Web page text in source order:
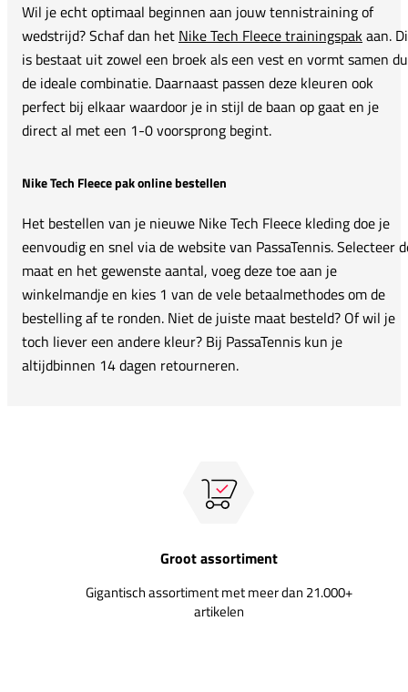
Wil je echt optimaal beginnen aan jouw tennistraining of
wedstrijd? Schaf dan het Nike Tech Fleece trainingspakaan.
is bestaat uit zowel een broek als een vest en vormt samen
de ideale combinatie. Daarnaast passen deze kleuren ook
perfect bij elkaar waardoor je in stijl de baan op gaat en je
direct al met een 1-0 voorsprong begint.
Nike Tech Fleece pak online bestellen
Het bestellen van je nieuwe Nike Tech Fleece kleding doe je
eenvoudig en snel via de website van PassaTennis. Selecteer
maat en het gewenste aantal, voeg deze toe aan je
winkelmandje en kies 1 van de vele betaalmethodes om de
bestelling af te ronden. Niet de juiste maat besteld? Of wil je
toch liever een andere kleur? Bij PassaTennis kun je
altijdbinnen 14 dagen retourneren.
Groot assortiment
Gigantisch assortiment met meer dan 21.000+
artikelen